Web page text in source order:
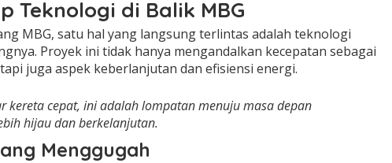
Teknologi di Balik MBG
MBG, satu hal yang langsung terlintas adalah teknologi
Proyek ini tidak hanya mengandalkan kecepatan sebagai
juga aspek keberlanjutan dan efisiensi energi.
kereta cepat, ini adalah lompatan menuju masa depan
hijau dan berkelanjutan.
Menggugah